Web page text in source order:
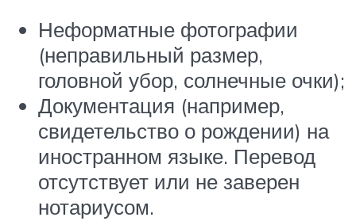
Неформатные фотографии
(неправильный размер,
головной убор, солнечные очки);
Документация (например,
свидетельство о рождении) на
иностранном языке. Перевод
отсутствует или не заверен
нотариусом.